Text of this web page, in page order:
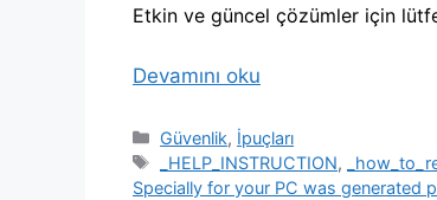
Etkin ve güncel çözümler için
Devamını oku
Kategoriler
Güvenlik, İpuçları
Etiketler
_HELP_INSTRUCTION,
Specially for your PC was generated